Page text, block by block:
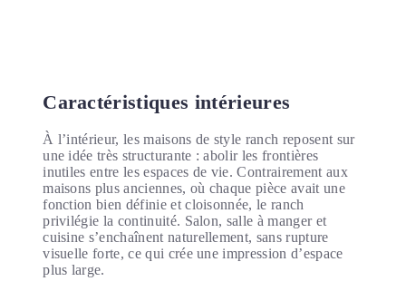
Caractéristiques intérieures
À l’intérieur, les maisons de style ranch reposent sur
une idée très structurante : abolir les frontières
inutiles entre les espaces de vie. Contrairement aux
maisons plus anciennes, où chaque pièce avait une
fonction bien définie et cloisonnée, le ranch
privilégie la continuité. Salon, salle à manger et
cuisine s’enchaînent naturellement, sans rupture
visuelle forte, ce qui crée une impression d’espace
plus large.